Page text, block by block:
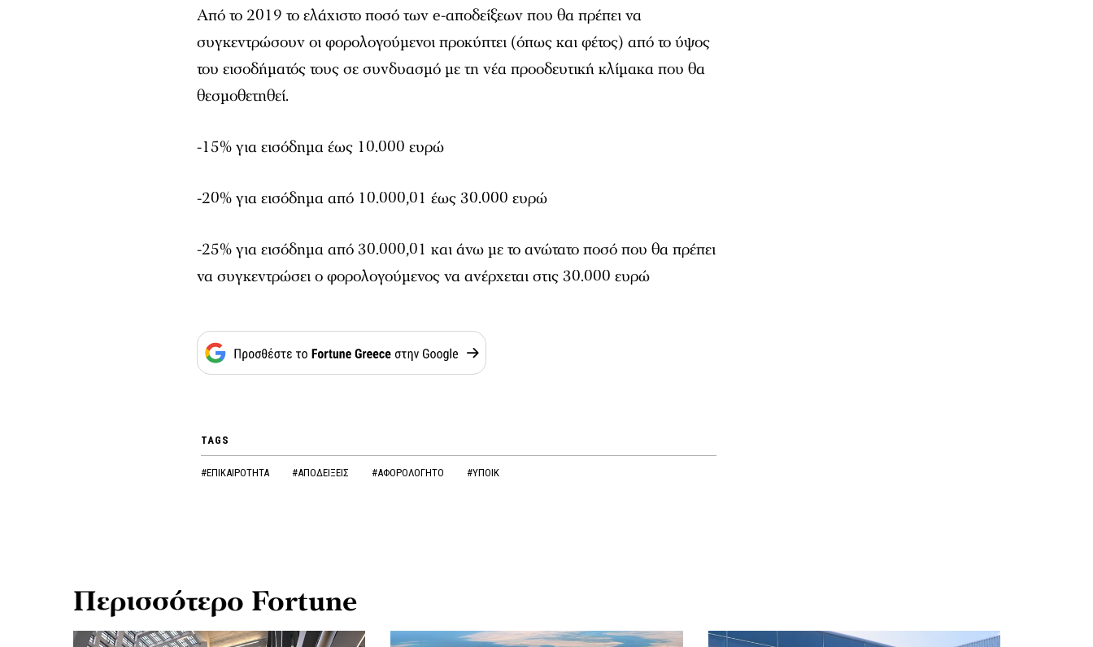
Από το 2019 το ελάχιστο ποσό των e-αποδείξεων που θα πρέπει να
συγκεντρώσουν οι φορολογούμενοι προκύπτει (όπως και φέτος) από το ύψος
του εισοδήματός τους σε συνδυασμό με τη νέα προοδευτική κλίμακα που θα
θεσμοθετηθεί.
-15% για εισόδημα έως 10.000 ευρώ
-20% για εισόδημα από 10.000,01 έως 30.000 ευρώ
-25% για εισόδημα από 30.000,01 και άνω με το ανώτατο ποσό που θα πρέπει
να συγκεντρώσει ο φορολογούμενος να ανέρχεται στις 30.000 ευρώ
TAGS
#ΕΠΙΚΑΙΡΟΤΗΤΑ #ΑΠΟΔΕΙΞΕΙΣ #ΑΦΟΡΟΛΟΓΗΤΟ #ΥΠΟΙΚ
Περισσότερο Fortune